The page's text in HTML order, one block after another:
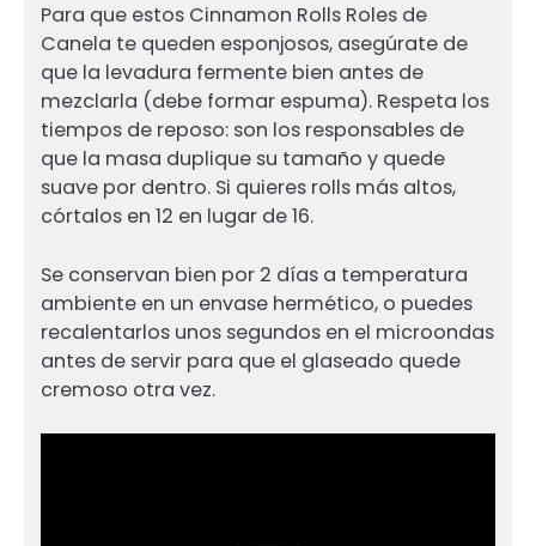
Para que estos Cinnamon Rolls Roles de
Canela te queden esponjosos, asegúrate de
que la levadura fermente bien antes de
mezclarla (debe formar espuma). Respeta los
tiempos de reposo: son los responsables de
que la masa duplique su tamaño y quede
suave por dentro. Si quieres rolls más altos,
córtalos en 12 en lugar de 16.
Se conservan bien por 2 días a temperatura
ambiente en un envase hermético, o puedes
recalentarlos unos segundos en el microondas
antes de servir para que el glaseado quede
cremoso otra vez.